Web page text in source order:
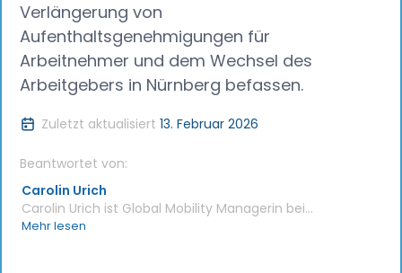
Verlängerung von
Aufenthaltsgenehmigungen für
Arbeitnehmer und dem Wechsel des
Arbeitgebers in Nürnberg befassen.
Zuletzt aktualisiert 13. Februar 2026
Beantwortet von:
Carolin Urich
Carolin Urich ist Global Mobility Managerin bei
Jobbatical und hat sich auf die Einwanderung von
Mehr lesen